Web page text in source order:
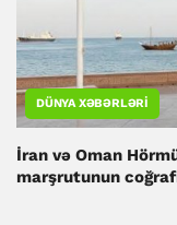
DÜNYA XƏBƏRLƏRI
İran və Oman
marşrutunun